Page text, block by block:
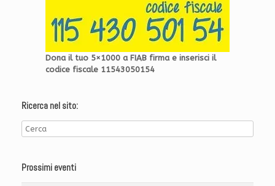
Dona il tuo 5×1000 a FIAB firma e inserisci il
codice fiscale 11543050154
Ricerca nel sito:
Prossimi eventi